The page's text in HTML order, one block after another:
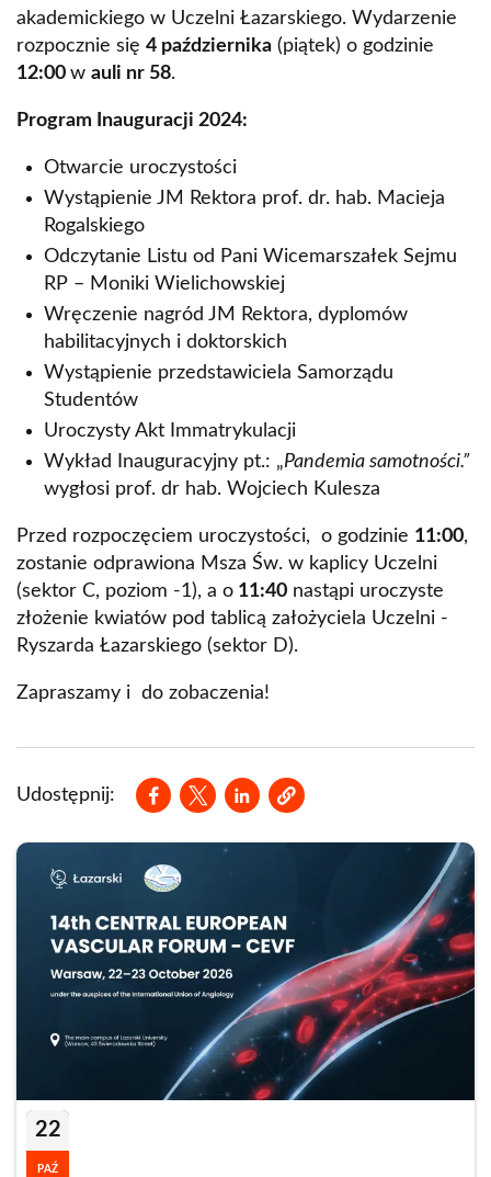
akademickiego w Uczelni Łazarskiego. Wydarzenie
rozpocznie się 4 października (piątek) o godzinie
12:00 w auli nr 58.
Program Inauguracji 2024:
Otwarcie uroczystości
Wystąpienie JM Rektora prof. dr. hab. Macieja
Rogalskiego
Odczytanie Listu od Pani Wicemarszałek Sejmu
RP – Moniki Wielichowskiej
Wręczenie nagród JM Rektora, dyplomów
habilitacyjnych i doktorskich
Wystąpienie przedstawiciela Samorządu
Studentów
Uroczysty Akt Immatrykulacji
Wykład Inauguracyjny pt.: „Pandemia samotności.”
wygłosi prof. dr hab. Wojciech Kulesza
Przed rozpoczęciem uroczystości, o godzinie 11:00,
zostanie odprawiona Msza Św. w kaplicy Uczelni
(sektor C, poziom -1), a o 11:40 nastąpi uroczyste
złożenie kwiatów pod tablicą założyciela Uczelni -
Ryszarda Łazarskiego (sektor D).
Zapraszamy i do zobaczenia!
Udostępnij:
Opens in a new window
Opens in a new window
Opens in a new window
22
PAŹ